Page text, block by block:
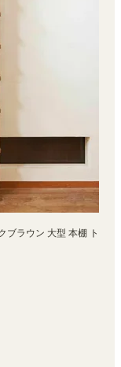
ブラウン 大型 本棚 ト